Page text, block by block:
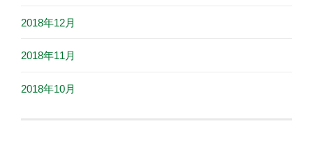
2018年12月
2018年11月
2018年10月